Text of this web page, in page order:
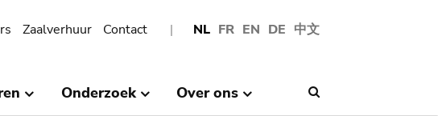
NL FR EN DE 中文
Zaalverhuur Contact
Onderzoek Over ons